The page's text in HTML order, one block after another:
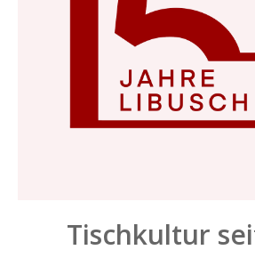
Tischkultur